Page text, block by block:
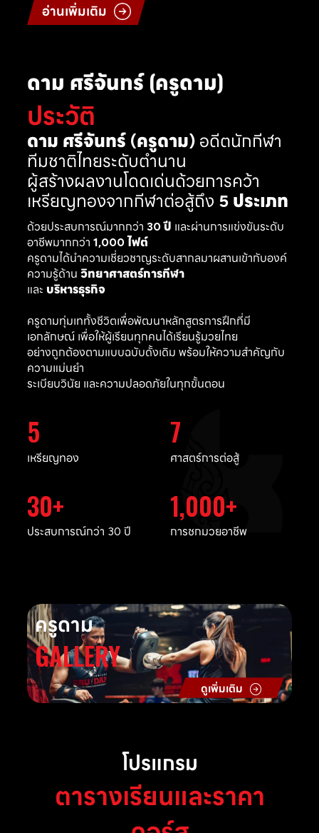
อ่านเพิ่มเติม
ดาม ศรีจันทร์ (ครูดาม)
ประวัติ
ดาม ศรีจันทร์ (ครูดาม)อดีตนักกีฬา
ทีมชาติไทยระดับตำนาน
ผู้สร้างผลงานโดดเด่นด้วยการคว้า
เหรียญทองจากกีฬาต่อสู้ถึง 5 ประเภท
ด้วยประสบการณ์มากกว่า 30 ปี และผ่านการแข่งขันระดับ
อาชีพมากกว่า 1,000 ไฟต์
ครูดามได้นำความเชี่ยวชาญระดับสากลมาผสานเข้ากับองค์
ความรู้ด้าน วิทยาศาสตร์การกีฬา
และ บริหารธุรกิจ
ครูดามทุ่มเททั้งชีวิตเพื่อพัฒนาหลักสูตรการฝึกที่มี
เอกลักษณ์ เพื่อให้ผู้เรียนทุกคนได้เรียนรู้มวยไทย
อย่างถูกต้องตามแบบฉบับดั้งเดิม พร้อมให้ความสำคัญกับ
ความแม่นยำ
ระเบียบวินัย และความปลอดภัยในทุกขั้นตอน
5
เหรียญทอง
7
ศาสตร์การต่อสู้
30
ประสบการณ์กว่า 30 ปี
1,000
การชกมวยอาชีพ
ครูดาม
GALLERY
ดูเพิ่มเติม
โปรแกรม
ตารางเรียนและราคา